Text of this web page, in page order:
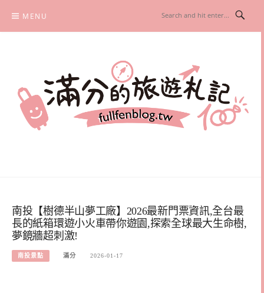
content
MENU
南投【樹德半山夢工廠】2026最新門票資訊,全台最
長的紙箱環遊小火車帶你遊園,探索全球最大生命樹,
夢鏡牆超刺激!
南投景點 滿分 2026-01-17